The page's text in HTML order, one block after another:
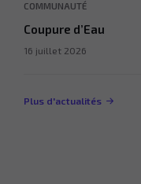
COMMUNAUTÉ
Coupure d’Eau
16 juillet 2026
Plus d'actualités